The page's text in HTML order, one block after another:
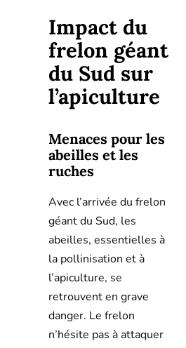
Impact du
frelon géant
du Sud sur
l’apiculture
Menaces pour les
abeilles et les
ruches
Avec l’arrivée du frelon
géant du Sud, les
abeilles, essentielles à
la pollinisation et à
l’apiculture, se
retrouvent en grave
danger. Le frelon
n’hésite pas à attaquer